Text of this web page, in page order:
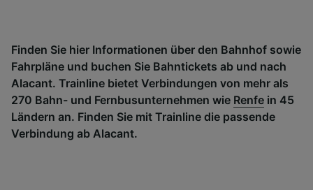
Finden Sie hier Informationen über den Bahnhof sowie
Fahrpläne und buchen Sie Bahntickets ab und nach
Alacant. Trainline bietet Verbindungen von mehr als
270 Bahn- und Fernbusunternehmen wie Renfe in 45
Ländern an. Finden Sie mit Trainline die passende
Verbindung ab Alacant.